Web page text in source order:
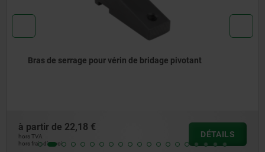
Sauterelle pneumatique verticale avec vérin monté
à partir de
hors frais d’envoi